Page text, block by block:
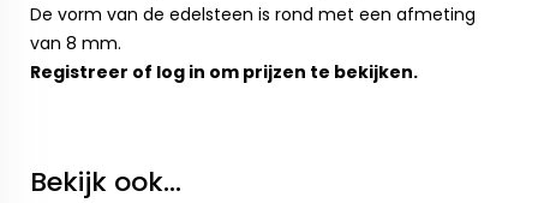
De vorm van de edelsteen is rond met een afmeting
van 8 mm.
Registreer of log in om prijzen te bekijken.
Bekijk ook...